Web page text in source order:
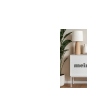
Zubehör
Ideen